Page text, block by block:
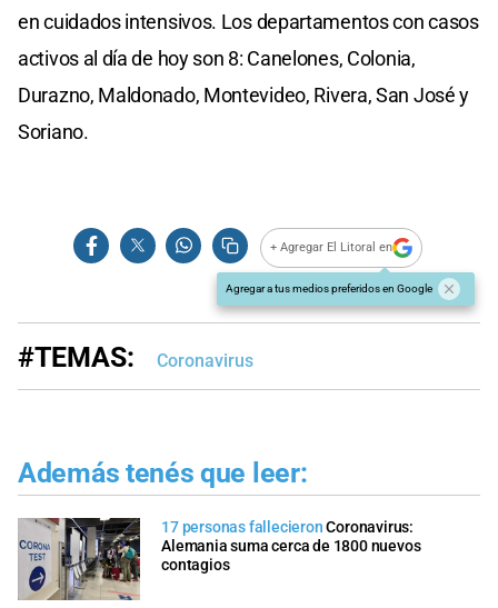
en cuidados intensivos. Los departamentos con casos
activos al día de hoy son 8: Canelones, Colonia,
Durazno, Maldonado, Montevideo, Rivera, San José y
Soriano.
+ Agregar El Litoral en
Agregar a tus medios preferidos en Google
#TEMAS: Coronavirus
Además tenés que leer:
17 personas fallecieron Coronavirus:
Alemania suma cerca de 1800 nuevos
contagios